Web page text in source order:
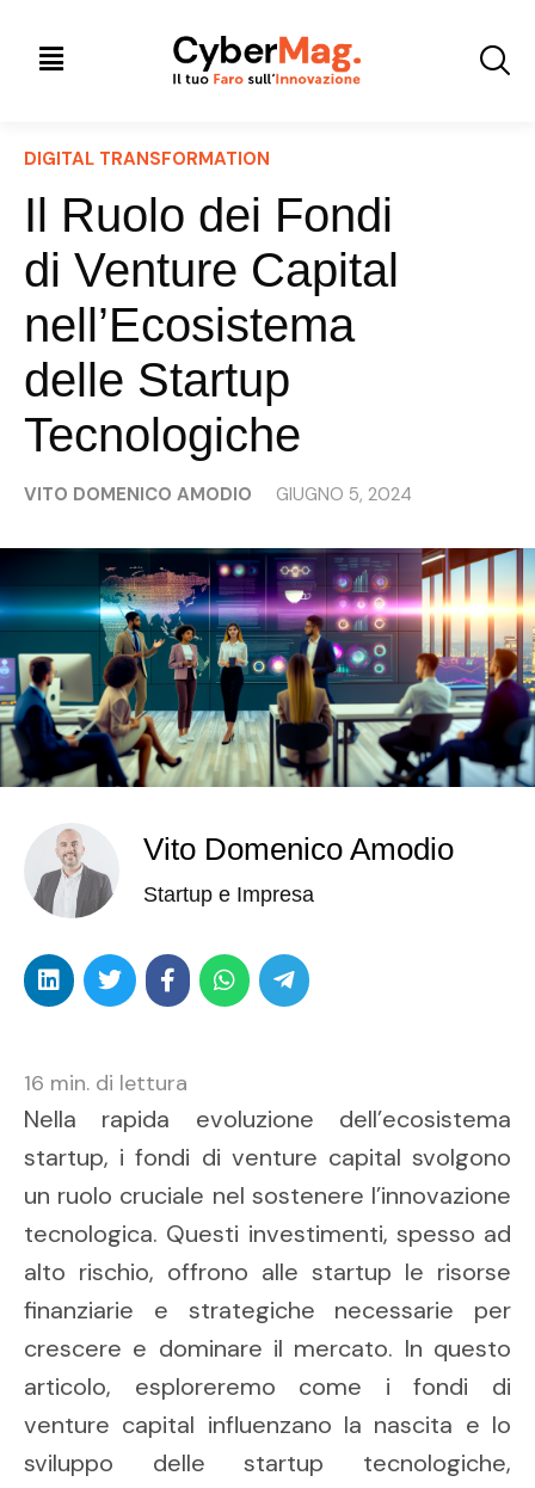
DIGITAL TRANSFORMATION
Il Ruolo dei Fondi
di Venture Capital
nell’Ecosistema
delle Startup
Tecnologiche
VITO DOMENICO AMODIO GIUGNO 5, 2024
Vito Domenico Amodio
Startup e Impresa
16 min. di lettura
Nella rapida evoluzione dell’ecosistema
startup, i fondi di venture capital svolgono
un ruolo cruciale nel sostenere l’innovazione
tecnologica. Questi investimenti, spesso ad
alto rischio, offrono alle startup le risorse
finanziarie e strategiche necessarie per
crescere e dominare il mercato. In questo
articolo, esploreremo come i fondi di
venture capital influenzano la nascita e lo
sviluppo delle startup tecnologiche,